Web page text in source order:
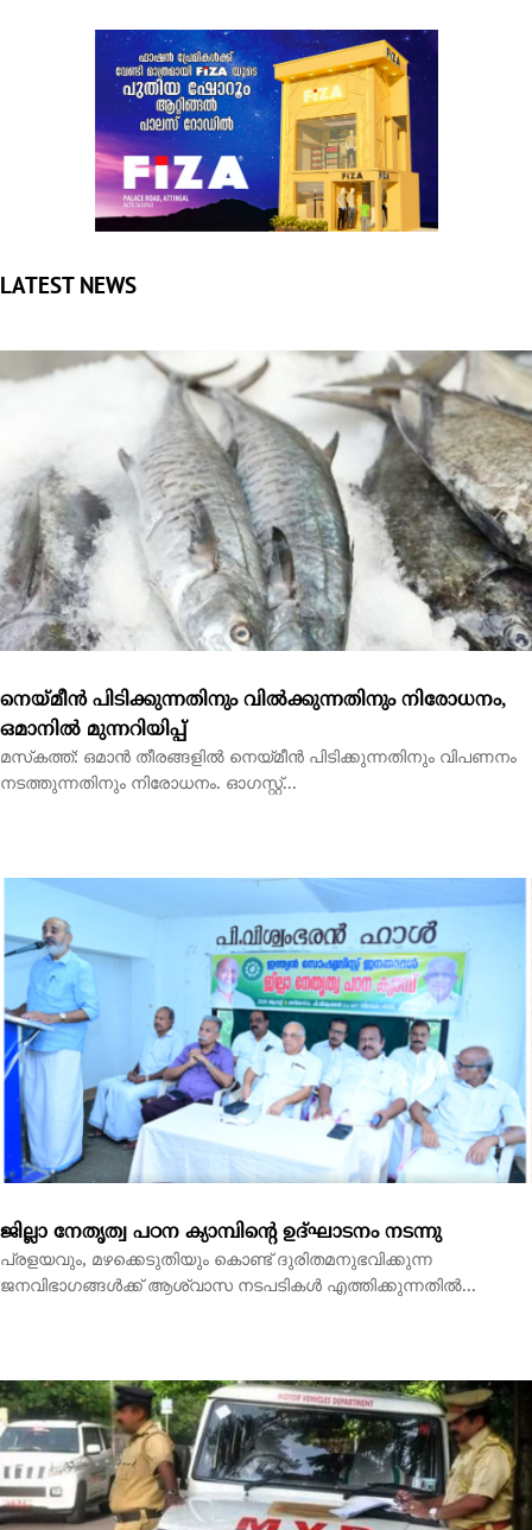
LATEST NEWS
നെയ്മീന്‍ പിടിക്കുന്നതിനും വില്‍ക്കുന്നതിനും നിരോധനം,
ഒമാനില്‍ മുന്നറിയിപ്പ്
മസ്‌കത്ത്: ഒമാന്‍ തീരങ്ങളില്‍ നെയ്മീന്‍ പിടിക്കുന്നതിനും വിപണനം
നടത്തുന്നതിനും നിരോധനം. ഓഗസ്റ്റ്...
ജില്ലാ നേതൃത്വ പഠന ക്യാമ്പിന്റെ ഉദ്ഘാടനം നടന്നു
പ്രളയവും, മഴക്കെടുതിയും കൊണ്ട് ദുരിതമനുഭവിക്കുന്ന
ജനവിഭാഗങ്ങൾക്ക് ആശ്വാസ നടപടികൾ എത്തിക്കുന്നതിൽ...
മോട്ടോര്‍ വാഹന വകുപ്പ് ഉദ്യോഗസ്ഥര്‍ അനിശ്ചിതകാല